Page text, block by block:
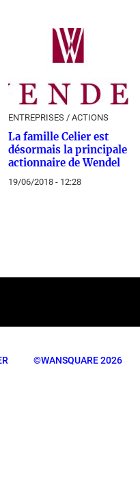
ENTREPRISES / ACTIONS
La famille Celier est
désormais la principale
actionnaire de Wendel
19/06/2018 - 12:28
©WANSQUARE 2026